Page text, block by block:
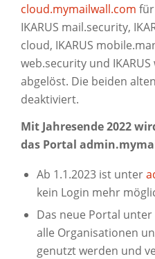
cloud.mymailwall.com
IKARUS mail.security,
cloud, IKARUS
web.security und
abgelöst. Die beiden
deaktiviert.
Mit Jahresende 2022
das Portal
Ab 1.1.2023 ist unter
kein Login mehr
Das neue Portal unter
alle Organisationen
genutzt werden und